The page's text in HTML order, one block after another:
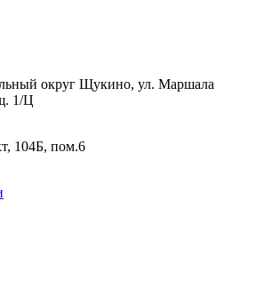
округ Щукино, ул. Маршала
1/Ц
104Б, пом.6